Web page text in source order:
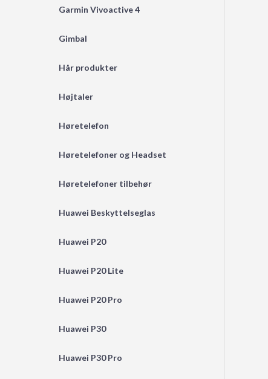
Garmin Vivoactive 4
Gimbal
Hår produkter
Højtaler
Høretelefon
Høretelefoner og Headset
Høretelefoner tilbehør
Huawei Beskyttelseglas
Huawei P20
Huawei P20 Lite
Huawei P20 Pro
Huawei P30
Huawei P30 Pro